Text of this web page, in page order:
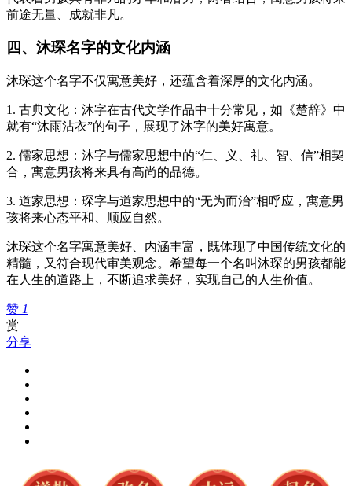
前途无量、成就非凡。
四、沐琛名字的文化内涵
沐琛这个名字不仅寓意美好，还蕴含着深厚的文化内涵。
1. 古典文化：沐字在古代文学作品中十分常见，如《楚辞》中
就有“沐雨沾衣”的句子，展现了沐字的美好寓意。
2. 儒家思想：沐字与儒家思想中的“仁、义、礼、智、信”相契
合，寓意男孩将来具有高尚的品德。
3. 道家思想：琛字与道家思想中的“无为而治”相呼应，寓意男
孩将来心态平和、顺应自然。
沐琛这个名字寓意美好、内涵丰富，既体现了中国传统文化的
精髓，又符合现代审美观念。希望每一个名叫沐琛的男孩都能
在人生的道路上，不断追求美好，实现自己的人生价值。
赞 1
赏
分享